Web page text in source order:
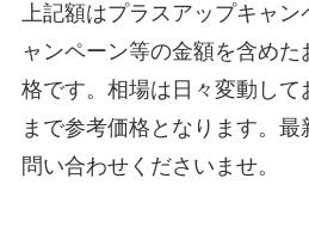
上記額はプラスアップキャン
ャンペーン等の金額を含め
格です。相場は日々変動して
まで参考価格となります。
問い合わせくださいませ。